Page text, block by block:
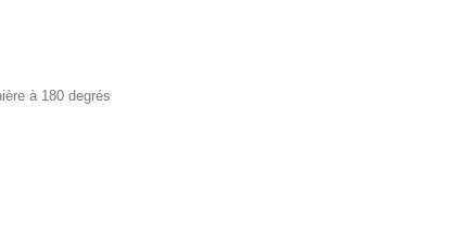
à 180 degrés